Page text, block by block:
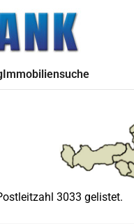
Immobiliensuche
3033 gelistet.